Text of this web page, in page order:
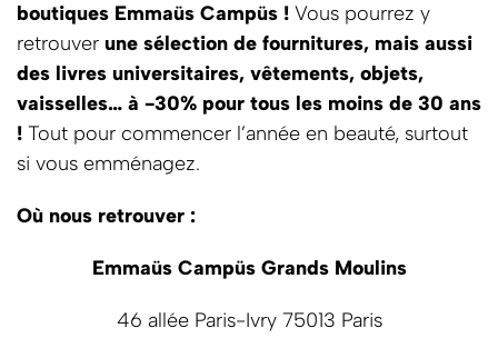
boutiques Emmaüs Campüs ! Vous pourrez y
retrouver une sélection de fournitures, mais aussi
des livres universitaires, vêtements, objets,
vaisselles… à -30% pour tous les moins de 30 ans
! Tout pour commencer l’année en beauté, surtout
si vous emménagez.
Où nous retrouver :
Emmaüs Campüs Grands Moulins
46 allée Paris-Ivry 75013 Paris